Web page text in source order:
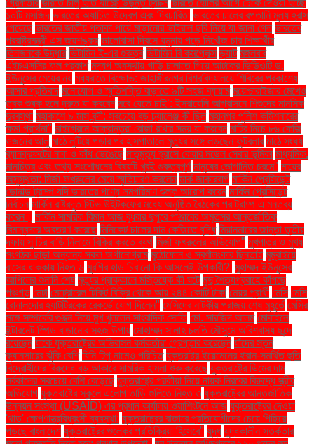
গ্রেফতার ভারতে চালু হতে যাচ্ছে উড়ন্ত ট্যাক্সি ভারতে হোলির আগে ঢেকে দেওয়া হচ্ছে
১০টি মসজিদ ভারতের অযাচিত উদ্বেগ এবং দ্বিচারিতা ভারতের চালের রপ্তানি মূল্য হ্রাস
পেয়েছে ভারতের জাতীয় পতাকা পায়ে মাড়ানোর ভাইরাল ছবি নিয়ে যা জানা গেল ভারতের
পররাষ্ট্রমন্ত্রী এস জয়শঙ্কর ভালোবাসা দিবসে যমুনায় পড়ে নিখোঁজ চার শিক্ষার্থীর
তিনজনকে উদ্ধার ভিটামিন ই-এর গুরুত্ব ভিটামিন বি কমপ্লেক্স ভ্যাট মঙ্গলবার
এইচএসসির ফল প্রকাশ মদ্যপ অবস্থায় গাড়ি চালাতে গিয়ে আটকের ভিডিওটি ড.
ইউনূসের মেয়ের নয় মধ্যরাতে বিক্ষোভ: জাহাঙ্গীরনগর বিশ্ববিদ্যালয়ে শিবিরের প্রকাশ্যে
আসার প্রতিবাদ মনোযোগ ও স্মৃতিশক্তি বাড়াতে ৯টি সহজ ব্যায়াম ময়েশ্চারাইজার মেখেও
ত্বক শুষ্ক হলে দ্রুত যা করবেন মরে যেতে চাই’: ইসরায়েলি আগ্রাসনে শিশুদের মানসিক
দুরবস্থা মহাকাশে ৯ মাস বন্দী: সবচেয়ে বড় চ্যালেঞ্জ কী ছিল মহানগর পুলিশ কমিশনারের
ক্ষমা প্রার্থনা" মাইগ্রেনে আক্রান্তরা রোজা রাখার সময় যা করবেন মাটির নিচে ৮৬ কেজি
ওজনের আলু মাঠে লুটিয়ে পড়ার পর হাসপাতালে মৃত্যুর সঙ্গে লড়ছেন ফুটবলার মাঠে সংঘর্ষ
ব্যানক্রফটের নাক ও কাঁধ ভেঙেছে মাতৃমৃত্যু হ্রাসে কেয়ার মডেল সেবার ভূমিকা মাধ্যমিক.
মানচিত্র এবং তথ্য সংশোধনের বিষয়টি খুবই গুরুত্বপূর্ণ মানুষের ভোগান্তি চরমে" মায়ের
অসুস্থতা: মির্জা ফখরুলের মেয়ে স্মৃতিচারণ করলেন মার্ক জাকারবার্গ মার্কিন প্রেসিডেন্ট
ডোনাল্ড ট্রাম্প যদি ভারতের পণ্যে সমপরিমাণ শুল্ক আরোপ করেন মার্কিন প্রেসিডেন্ট
নির্বাচন মার্কিন রাষ্ট্রদূত স্টিভ উইটকফের মধ্যে অনুষ্ঠিত বৈঠকের পর ট্রাম্প এ মন্তব্য
করেন। মার্কিন সামরিক বিমান আজ বুধবার দুপুরে পাঞ্জাবের অমৃতসর আন্তর্জাতিক
বিমানবন্দরে অবতরণ করেছে মিনিকেট চালের দাম কেজিতে বৃদ্ধি মিয়ানমারের জান্তা তৃতীয়
দফায় সু চির বাড়ি নিলামে বিক্রি করতে ব্যর্থ মির্জা ফখরুলের অভিযোগ" মুখপাত্র ও মুখ্য
সংগঠক ছাড়া অন্যান্য সকল অর্গানোগ্রাম মুঠোফোন ও স্বর্ণালংকার ছিনতাই মুম্বাইয়ে
বাসের ধাক্কায় নিহত ৬ মুরগির হাড় চিবানো কি আসলেই উপকারী?' মুহাম্মদ ইউনূসের
আপিলের শুনানি শেষ মৃত্যুর প্রাক্কালে মস্তিষ্কে কী ঘটে মৃদু শৈত্যপ্রবাহে কাঁপছে
পঞ্চগড় মেটা মেট্রোরেল টিকিট বিক্রি থেকে আয় ২৪৪ কোটি টাকা মেয়র প্রার্থী মেসি মেসি
রোনালদোর হ্যাটট্রিকের রেকর্ডে যোগ দিলেন" মেসিদের নাটকীয় পরাজয় শেষ মুহূর্তে মেসির
সঙ্গে সম্পর্কের গুঞ্জন নিয়ে মুখ খুললেন সাংবাদিক সোফি মো. সারজিদ আলম মোবাইলে
ইন্টারনেট স্পিড বাড়ানোর সহজ উপায় মোহাম্মদ সালাহ চলতি মৌসুমে অবিশ্বাস্য ছন্দে
রয়েছেন যাকে যুক্তরাষ্ট্রের অভিবাসন কর্মকর্তারা গ্রেপ্তার করেছেন যাঁদের স্তন
ক্যানসারের ঝুঁকি বেশি যিনি টিপু নামেও পরিচিত যুক্তরাষ্ট্র ইয়েমেনের ইরান-সমর্থিত হুতি
বিদ্রোহীদের বিরুদ্ধে বড় আকারে সামরিক হামলা শুরু করেছে যুক্তরাষ্ট্রে ডিমের দাম
সর্বকালের সবচেয়ে বেশি বেড়েছে যুক্তরাষ্ট্রে পরকীয়া নিয়ে নায়ক নিরবের বিরুদ্ধে স্ত্রীর
অভিযোগ যুক্তরাষ্ট্রে স্কুলে এলোপাতাড়ি গুলিতে নিহত ৩ যুক্তরাষ্ট্রের আন্তর্জাতিক
উন্নয়ন সংস্থা (USAID) এর প্রধান কার্যালয় ওয়াশিংটনে আজ যুক্তরাষ্ট্রের দেওয়া
'থাড' ক্ষেপণাস্ত্রবিধ্বংসী ব্যবস্থা: যুক্তরাষ্ট্রের বাজারে প্রতিযোগীদের চেয়ে পিছিয়ে
পড়ছে বাংলাদেশ যুক্তরাষ্ট্রের শুল্কের প্রতিক্রিয়া হিসেবে" যুদ্ধ যুদ্ধকালীন সতর্কতার